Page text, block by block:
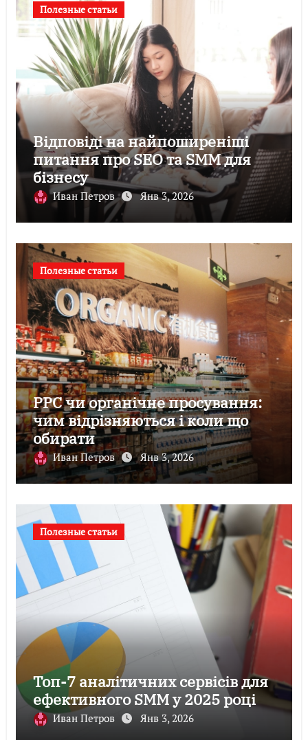
Полезные статьи
Відповіді на найпоширеніші
питання про SEO та SMM для
бізнесу
Иван Петров Янв 3, 2026
Полезные статьи
PPC чи органічне просування:
чим відрізняються і коли що
обирати
Иван Петров Янв 3, 2026
Полезные статьи
Топ-7 аналітичних сервісів для
ефективного SMM у 2025 році
Иван Петров Янв 3, 2026